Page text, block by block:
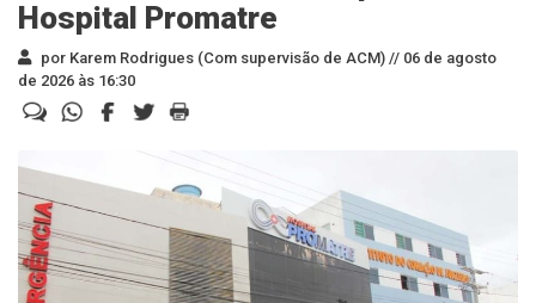
Hospital Promatre
por Karem Rodrigues (Com supervisão de ACM) // 06 de agosto
de 2026 às 16:30